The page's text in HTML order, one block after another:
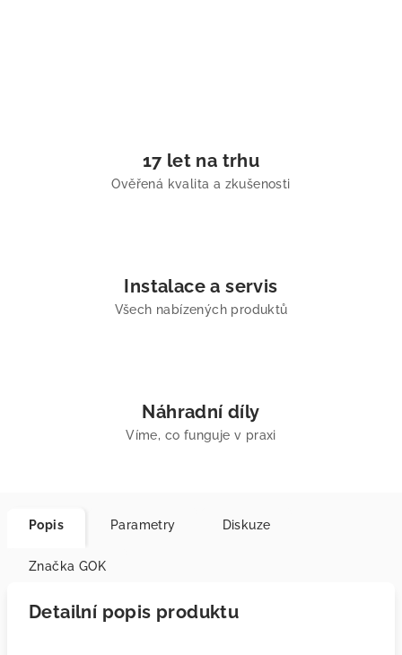
17 let na trhu
Ověřená kvalita a zkušenosti
Instalace a servis
Všech nabízených produktů
Náhradní díly
Víme, co funguje v praxi
Popis Parametry Diskuze
Značka GOK
Detailní popis produktu